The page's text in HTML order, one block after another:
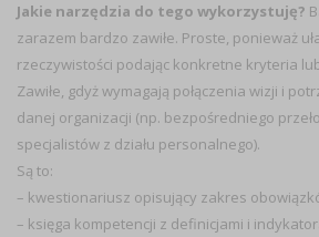
Jakie narzędzia do tego wykorzystuję?
zarazem bardzo zawiłe. Proste, ponieważ
rzeczywistości podając konkretne kryteria
Zawiłe, gdyż wymagają połączenia wizji i
danej organizacji (np. bezpośredniego
specjalistów z działu personalnego).
Są to:
– kwestionariusz opisujący zakres
– księga kompetencji z definicjami i